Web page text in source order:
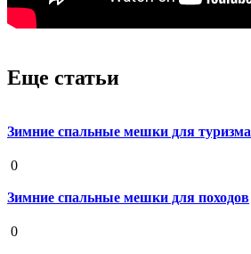
Еще статьи
Зимние спальные мешки для туризма
0
Зимние спальные мешки для походов
0